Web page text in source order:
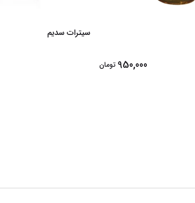
950,000 تومان
سیترات سدیم